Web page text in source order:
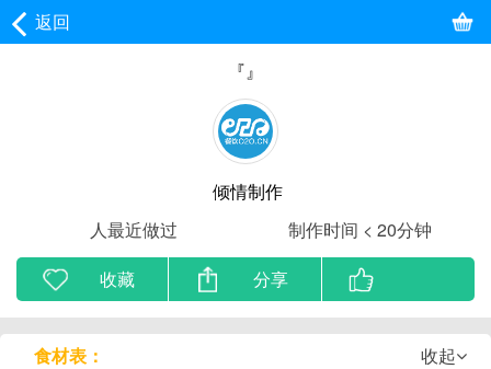
返回
『』
倾情制作
人最近做过
制作时间 < 20分钟
收藏
分享
食材表：
收起